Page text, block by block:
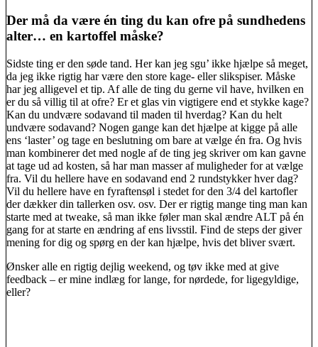
Der må da være én ting du kan ofre på sundhedens
alter… en kartoffel måske?
Sidste ting er den søde tand. Her kan jeg sgu’ ikke hjælpe så meget,
da jeg ikke rigtig har være den store kage- eller slikspiser. Måske
har jeg alligevel et tip. Af alle de ting du gerne vil have, hvilken en
er du så villig til at ofre? Er et glas vin vigtigere end et stykke kage?
Kan du undvære sodavand til maden til hverdag? Kan du helt
undvære sodavand? Nogen gange kan det hjælpe at kigge på alle
ens ‘laster’ og tage en beslutning om bare at vælge én fra. Og hvis
man kombinerer det med nogle af de ting jeg skriver om kan gavne
at tage ud ad kosten, så har man masser af muligheder for at vælge
fra. Vil du hellere have en sodavand end 2 rundstykker hver dag?
Vil du hellere have en fyraftensøl i stedet for den 3/4 del kartofler
der dækker din tallerken osv. osv. Der er rigtig mange ting man kan
starte med at tweake, så man ikke føler man skal ændre ALT på én
gang for at starte en ændring af ens livsstil. Find de steps der giver
mening for dig og spørg en der kan hjælpe, hvis det bliver svært.
Ønsker alle en rigtig dejlig weekend, og tøv ikke med at give
feedback – er mine indlæg for lange, for nørdede, for ligegyldige,
eller?